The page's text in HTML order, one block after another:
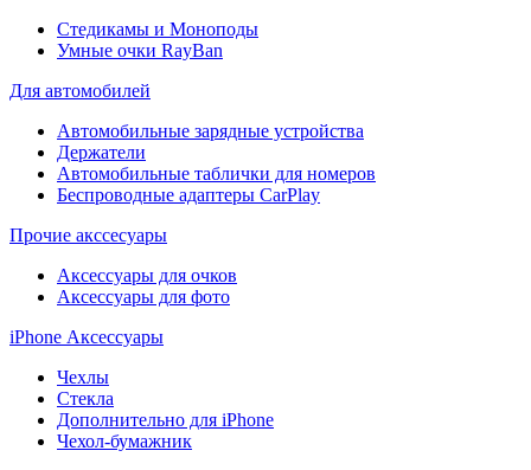
Стедикамы и Моноподы
Умные очки RayBan
Для автомобилей
Автомобильные зарядные устройства
Держатели
Автомобильные таблички для номеров
Беспроводные адаптеры CarPlay
Прочие акссесуары
Аксессуары для очков
Аксессуары для фото
iPhone Аксессуары
Чехлы
Стекла
Дополнительно для iPhone
Чехол-бумажник